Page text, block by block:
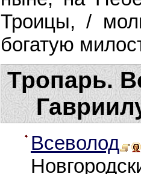
Троицы, /
богатую
Тропарь.
Всеволод